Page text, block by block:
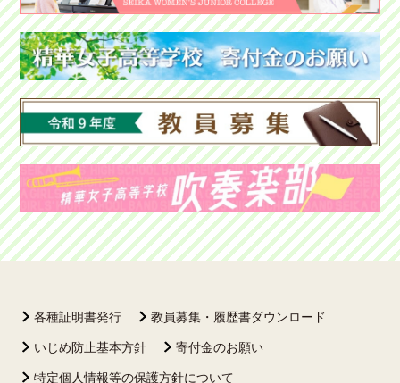
各種証明書発行 教員募集・履歴書ダウンロード
いじめ防止基本方針 寄付金のお願い
特定個人情報等の保護方針について